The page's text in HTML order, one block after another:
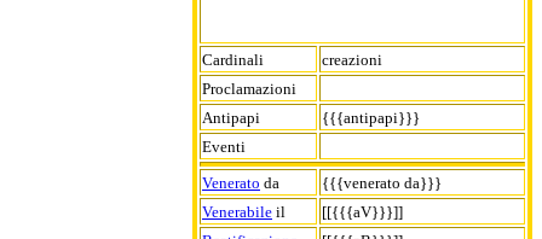
Cardinali
creazioni
Proclamazioni
Antipapi
{{{antipapi}}}
Eventi
Venerato da
{{{venerato da}}}
Venerabile il
[[{{{aV}}}]]